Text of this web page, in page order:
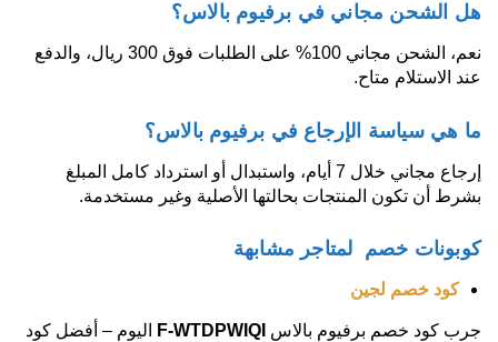
هل الشحن مجاني في برفيوم بالاس؟
نعم، الشحن مجاني 100% على الطلبات فوق 300 ريال، والدفع
عند الاستلام متاح.
ما هي سياسة الإرجاع في برفيوم بالاس؟
إرجاع مجاني خلال 7 أيام، واستبدال أو استرداد كامل المبلغ
بشرط أن تكون المنتجات بحالتها الأصلية وغير مستخدمة.
كوبونات خصم لمتاجر مشابهة
كود خصم لجين
جرب كود خصم برفيوم بالاس F-WTDPWIQI
اليوم – أفضل كود